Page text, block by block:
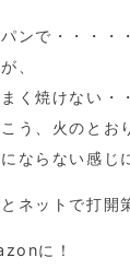
ンで・・・・・
、
く焼けない・
う、火のとお
ならない感じ
ネットで打開
に！